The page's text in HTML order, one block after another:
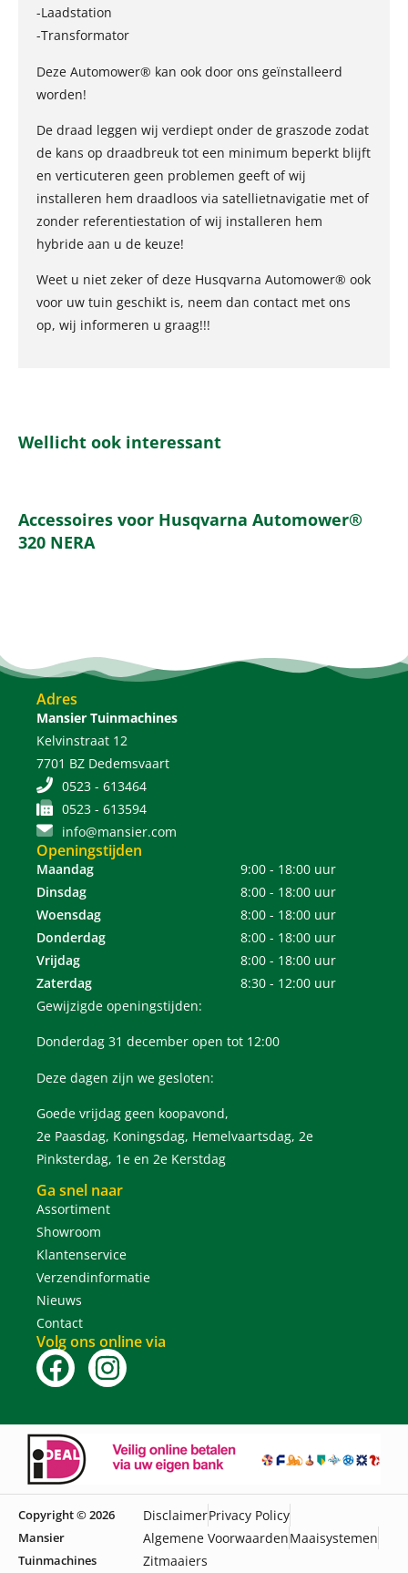
-Laadstation
-Transformator
Deze Automower® kan ook door ons geïnstalleerd
worden!
De draad leggen wij verdiept onder de graszode zodat
de kans op draadbreuk tot een minimum beperkt blijft
en verticuteren geen problemen geeft of wij
installeren hem draadloos via satellietnavigatie met of
zonder referentiestation of wij installeren hem
hybride aan u de keuze!
Weet u niet zeker of deze Husqvarna Automower® ook
voor uw tuin geschikt is, neem dan contact met ons
op, wij informeren u graag!!!
Wellicht ook interessant
Accessoires voor Husqvarna Automower®
320 NERA
Adres
Mansier Tuinmachines
Kelvinstraat 12
7701 BZ Dedemsvaart
0523 - 613464
0523 - 613594
info@mansier.com
Openingstijden
Maandag
9:00 - 18:00 uur
Dinsdag
8:00 - 18:00 uur
Woensdag
8:00 - 18:00 uur
Donderdag
8:00 - 18:00 uur
Vrijdag
8:00 - 18:00 uur
Zaterdag
8:30 - 12:00 uur
Gewijzigde openingstijden:
Donderdag 31 december open tot 12:00
Deze dagen zijn we gesloten:
Goede vrijdag geen koopavond,
2e Paasdag, Koningsdag, Hemelvaartsdag, 2e
Pinksterdag, 1e en 2e Kerstdag
Ga snel naar
Assortiment
Showroom
Klantenservice
Verzendinformatie
Nieuws
Contact
Volg ons online via
Copyright © 2026
Mansier
Tuinmachines
DisclaimerPrivacy Policy
Algemene VoorwaardenMaaisystemen
Zitmaaiers